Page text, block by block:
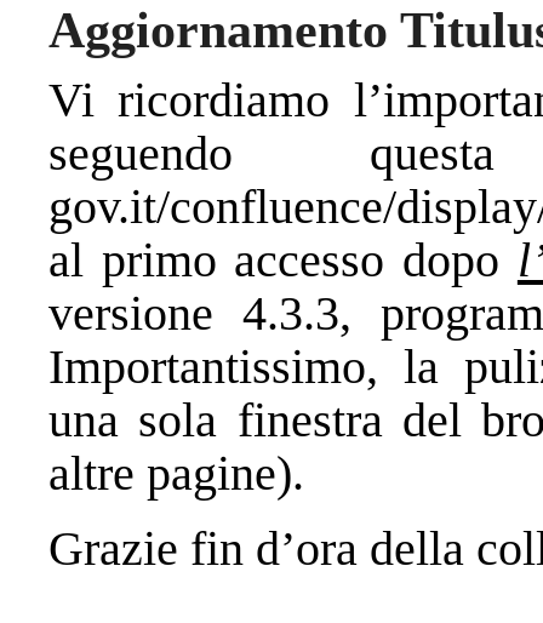
Aggiornamento
Vi ricordiamo
seguendo
gov.it/confluence/
al primo accesso dopo
versione 4.3.3,
Importantissimo, la
una sola finestra del
altre pagine).
Grazie fin d’ora della